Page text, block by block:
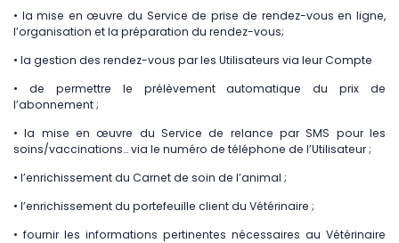
• la mise en œuvre du Service de prise de rendez-vous en ligne,
l’organisation et la préparation du rendez-vous;
• la gestion des rendez-vous par les Utilisateurs via leur Compte
• de permettre le prélèvement automatique du prix de
l’abonnement ;
• la mise en œuvre du Service de relance par SMS pour les
soins/vaccinations… via le numéro de téléphone de l’Utilisateur ;
• l’enrichissement du Carnet de soin de l’animal ;
• l’enrichissement du portefeuille client du Vétérinaire ;
• fournir les informations pertinentes nécessaires au Vétérinaire